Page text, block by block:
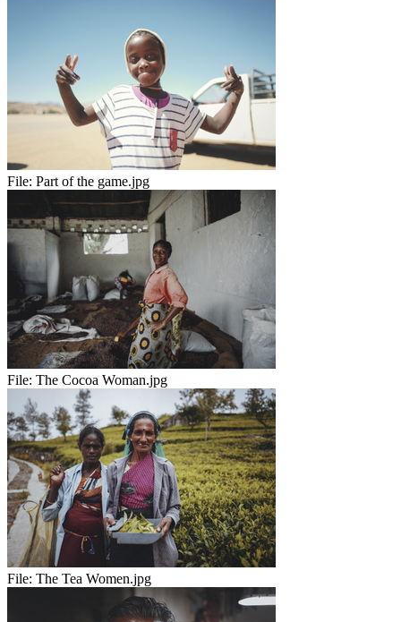
File: Part of the game.jpg
File: The Cocoa Woman.jpg
File: The Tea Women.jpg